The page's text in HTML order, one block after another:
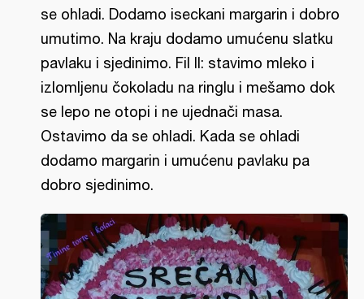
se ohladi. Dodamo iseckani margarin i dobro
umutimo. Na kraju dodamo umućenu slatku
pavlaku i sjedinimo. Fil II: stavimo mleko i
izlomljenu čokoladu na ringlu i mešamo dok
se lepo ne otopi i ne ujednači masa.
Ostavimo da se ohladi. Kada se ohladi
dodamo margarin i umućenu pavlaku pa
dobro sjedinimo.